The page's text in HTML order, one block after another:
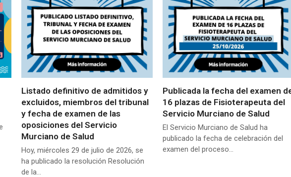
Listado definitivo de admitidos y
excluidos, miembros del tribunal
y fecha de examen de las
oposiciones del Servicio
Murciano de Salud
Hoy, miércoles 29 de julio de 2026, se
ha publicado la resolución Resolución
de la…
Publicada la fecha del examen
16 plazas de Fisioterapeuta del
Servicio Murciano de Salud
El Servicio Murciano de Salud ha
publicado la fecha de celebración del
examen del proceso…